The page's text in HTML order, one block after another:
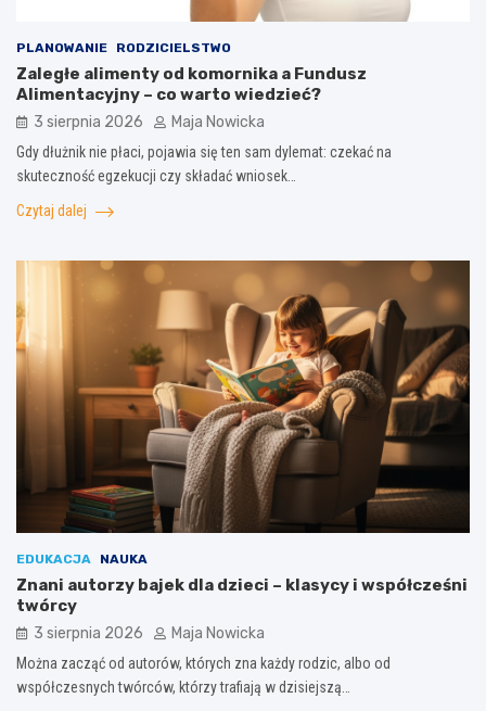
PLANOWANIE RODZICIELSTWO
Zaległe alimenty od komornika a Fundusz
Alimentacyjny – co warto wiedzieć?
3 sierpnia 2026 Maja Nowicka
Gdy dłużnik nie płaci, pojawia się ten sam dylemat: czekać na
skuteczność egzekucji czy składać wniosek…
Czytaj dalej
EDUKACJA NAUKA
Znani autorzy bajek dla dzieci – klasycy i współcześni
twórcy
3 sierpnia 2026 Maja Nowicka
Można zacząć od autorów, których zna każdy rodzic, albo od
współczesnych twórców, którzy trafiają w dzisiejszą…